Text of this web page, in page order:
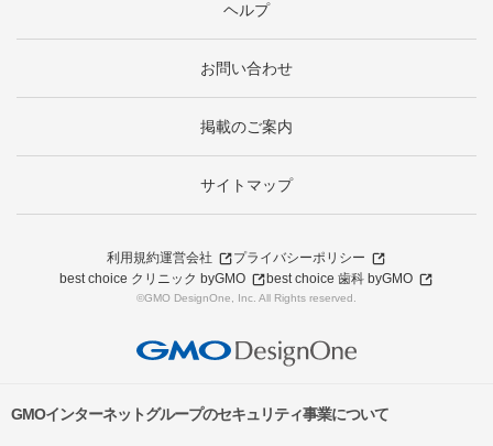
ヘルプ
お問い合わせ
掲載のご案内
サイトマップ
利用規約運営会社
プライバシーポリシー
best choice クリニック byGMO
best choice 歯科 byGMO
©GMO DesignOne, Inc. All Rights reserved.
GMOインターネットグループのセキュリティ事業について